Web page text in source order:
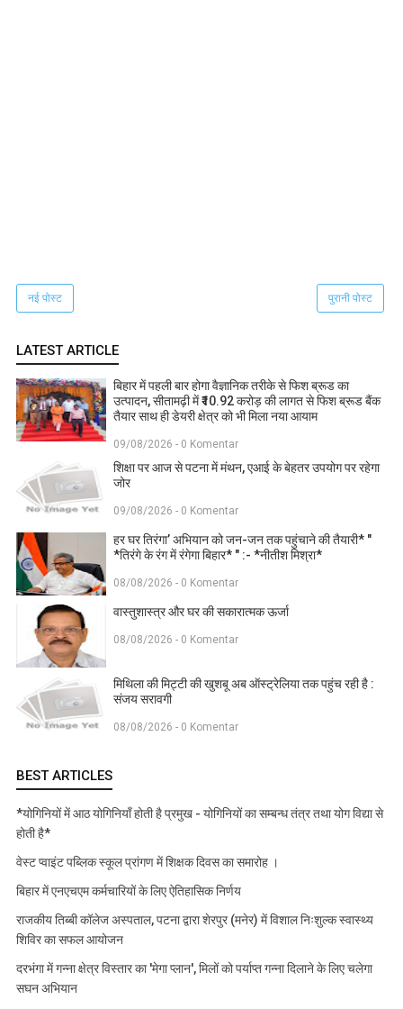
नई पोस्ट पुरानी पोस्ट
LATEST ARTICLE
बिहार में पहली बार होगा वैज्ञानिक तरीके से फिश ब्रूड का
उत्पादन, सीतामढ़ी में ₹10.92 करोड़ की लागत से फिश ब्रूड बैंक
तैयार साथ ही डेयरी क्षेत्र को भी मिला नया आयाम
09/08/2026 - 0 Komentar
शिक्षा पर आज से पटना में मंथन, एआई के बेहतर उपयोग पर रहेगा
जोर
09/08/2026 - 0 Komentar
हर घर तिरंगा’ अभियान को जन-जन तक पहुंचाने की तैयारी* "
*तिरंगे के रंग में रंगेगा बिहार* " :- *नीतीश मिश्रा*
08/08/2026 - 0 Komentar
वास्तुशास्त्र और घर की सकारात्मक ऊर्जा
08/08/2026 - 0 Komentar
मिथिला की मिट्टी की खुशबू अब ऑस्ट्रेलिया तक पहुंच रही है :
संजय सरावगी
08/08/2026 - 0 Komentar
BEST ARTICLES
*योगिनियों में आठ योगिनियाँ होती है प्रमुख - योगिनियों का सम्बन्ध तंत्र तथा योग विद्या से
होती है*
वेस्ट प्वाइंट पब्लिक स्कूल प्रांगण में शिक्षक दिवस का समारोह ।
बिहार में एनएचएम कर्मचारियों के लिए ऐतिहासिक निर्णय
राजकीय तिब्बी कॉलेज अस्पताल, पटना द्वारा शेरपुर (मनेर) में विशाल निःशुल्क स्वास्थ्य
शिविर का सफल आयोजन
दरभंगा में गन्ना क्षेत्र विस्तार का 'मेगा प्लान', मिलों को पर्याप्त गन्ना दिलाने के लिए चलेगा
सघन अभियान